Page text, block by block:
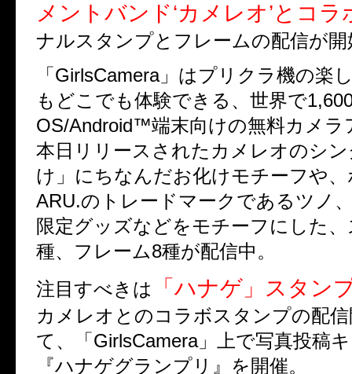
メントバンド‘カメレオ’とコラ
ナルスタンプとフレームの配信が
「GirlsCamera」はプリクラ機の楽
もどこでも体験できる、世界で
OS/Android™端末向けの無料カメラ
本日リリースされたカメレオのシ
け」にちなんだお化けモチーフや
ARU.のトレードマークであるツノ
限定グッズなどをモチーフにした
種、フレーム8種が配信中。
注目すべきは
「ハナゲ」スタン
カメレオとのコラボスタンプの配
て、「GirlsCamera」上で写真投稿
『ハナゲグランプリ』を開催。